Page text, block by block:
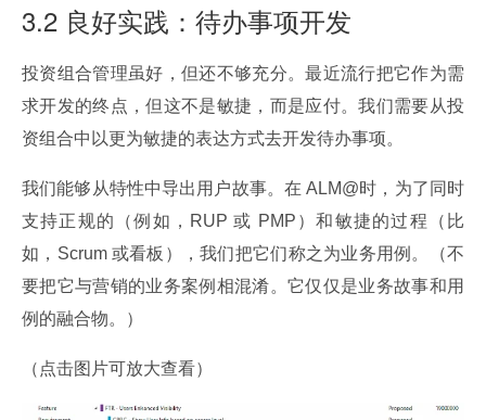
3.2 良好实践：待办事项开发
投资组合管理虽好，但还不够充分。最近流行把它作为需
求开发的终点，但这不是敏捷，而是应付。我们需要从投
资组合中以更为敏捷的表达方式去开发待办事项。
我们能够从特性中导出用户故事。在 ALM@时，为了同时
支持正规的（例如，RUP 或 PMP）和敏捷的过程（比
如，Scrum 或看板），我们把它们称之为业务用例。（不
要把它与营销的业务案例相混淆。它仅仅是业务故事和用
例的融合物。）
（点击图片可放大查看）